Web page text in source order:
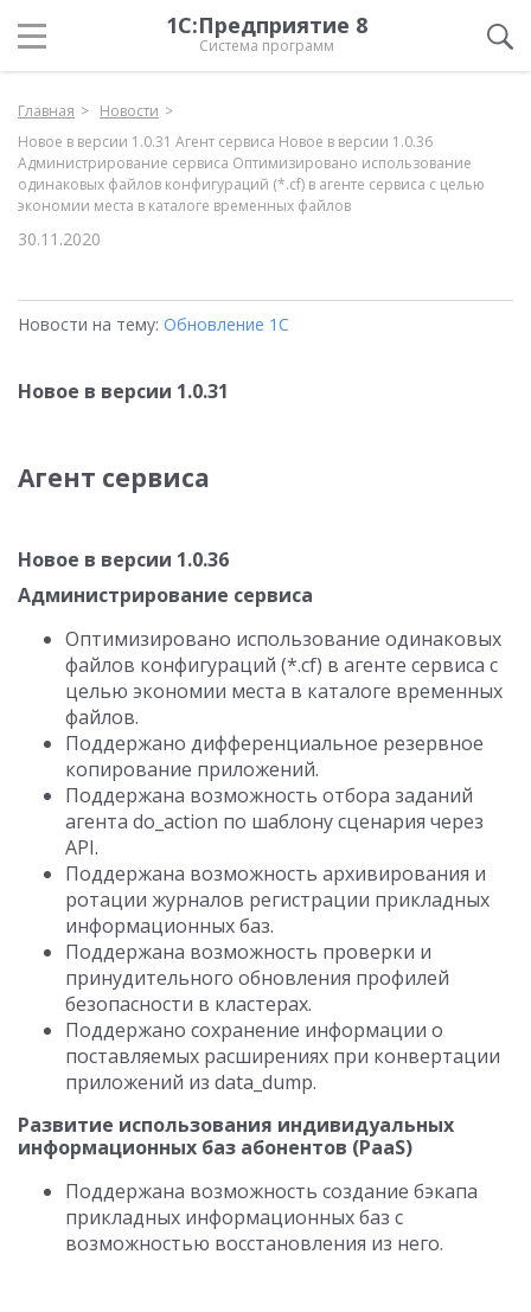
1С:Предприятие 8
Система программ
Главная
Новости
Новое в версии 1.0.31 Агент сервиса Новое в версии 1.0.36
Администрирование сервиса Оптимизировано использование
одинаковых файлов конфигураций (*.cf) в агенте сервиса c целью
экономии места в каталоге временных файлов
30.11.2020
Новости на тему: Обновление 1С
Новое в версии 1.0.31
Агент сервиса
Новое в версии 1.0.36
Администрирование сервиса
Оптимизировано использование одинаковых
файлов конфигураций (*.cf) в агенте сервиса c
целью экономии места в каталоге временных
файлов.
Поддержано дифференциальное резервное
копирование приложений.
Поддержана возможность отбора заданий
агента do_action по шаблону сценария через
API.
Поддержана возможность архивирования и
ротации журналов регистрации прикладных
информационных баз.
Поддержана возможность проверки и
принудительного обновления профилей
безопасности в кластерах.
Поддержано сохранение информации о
поставляемых расширениях при конвертации
приложений из data_dump.
Развитие использования индивидуальных
информационных баз абонентов (PaaS)
Поддержана возможность создание бэкапа
прикладных информационных баз с
возможностью восстановления из него.